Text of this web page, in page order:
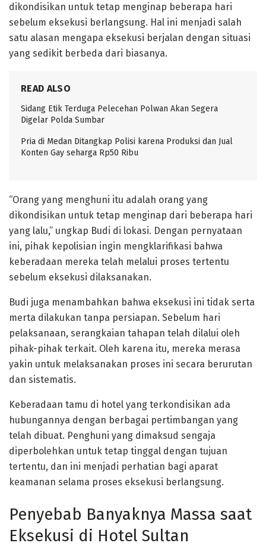
dikondisikan untuk tetap menginap beberapa hari
sebelum eksekusi berlangsung. Hal ini menjadi salah
satu alasan mengapa eksekusi berjalan dengan situasi
yang sedikit berbeda dari biasanya.
READ ALSO
Sidang Etik Terduga Pelecehan Polwan Akan Segera
Digelar Polda Sumbar
Pria di Medan Ditangkap Polisi karena Produksi dan Jual
Konten Gay seharga Rp50 Ribu
“Orang yang menghuni itu adalah orang yang
dikondisikan untuk tetap menginap dari beberapa hari
yang lalu,” ungkap Budi di lokasi. Dengan pernyataan
ini, pihak kepolisian ingin mengklarifikasi bahwa
keberadaan mereka telah melalui proses tertentu
sebelum eksekusi dilaksanakan.
Budi juga menambahkan bahwa eksekusi ini tidak serta
merta dilakukan tanpa persiapan. Sebelum hari
pelaksanaan, serangkaian tahapan telah dilalui oleh
pihak-pihak terkait. Oleh karena itu, mereka merasa
yakin untuk melaksanakan proses ini secara berurutan
dan sistematis.
Keberadaan tamu di hotel yang terkondisikan ada
hubungannya dengan berbagai pertimbangan yang
telah dibuat. Penghuni yang dimaksud sengaja
diperbolehkan untuk tetap tinggal dengan tujuan
tertentu, dan ini menjadi perhatian bagi aparat
keamanan selama proses eksekusi berlangsung.
Penyebab Banyaknya Massa saat
Eksekusi di Hotel Sultan